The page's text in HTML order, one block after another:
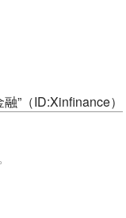
融”（ID:Xinfinance）